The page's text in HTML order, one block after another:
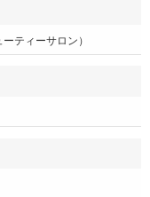
ティーサロン）